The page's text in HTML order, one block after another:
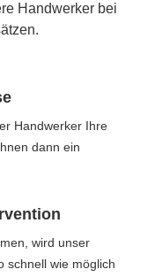
Handwerker bei
Handwerker Ihre
dann ein
wird unser
schnell wie möglich